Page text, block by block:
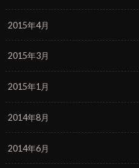
2015年4月
2015年3月
2015年1月
2014年8月
2014年6月